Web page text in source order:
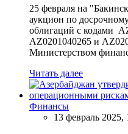
25 февраля на
аукцион по
облигаций с кодами
AZ0201040265 и
Министерством
Читать далее
Финансы
13 февраль 2025,